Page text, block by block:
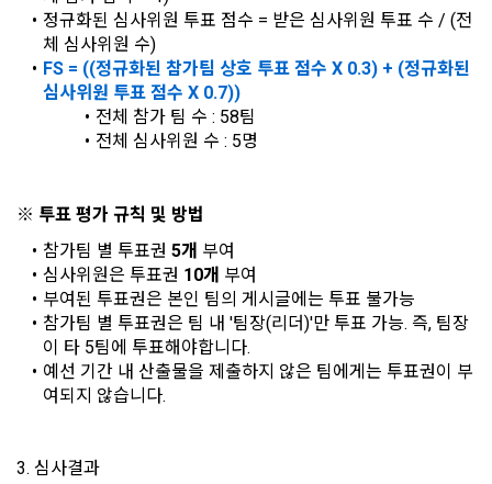
7. “대회"라 함은 “기업회원”이 인력을 채용하거나 또는 솔루션
을 크라우드소싱하기 위하여 “회사"에 의뢰하는 경연대회 또는
해커톤, AI해커톤, AI경진대회 등을 말한다.
8. “교육”이라 함은 “회사”가  제공하는 교육컨텐츠를 포함한 온
라인/오프라인 교육서비스를 말한다.
10. "비밀번호"라 함은 "회사"의 서비스를 이용하려는 사람이 아
이디를 부여받은 자와 동일인임을 확인하고 "회원"의 권익을 보
호하기 위하여 "회원"이 선정한 문자와 숫자의 조합 또는 이와
동일한 용도로 쓰이는 “사이트”에서 자동 생성된 인증코드를 말
한다.
제 3 조 (효력의 발생 및 변경)
1. "회사"는 이 약관의 내용과 상호, 영업소 소재지, 대표자의 성
데이콘 주식회사(이하 “회사”)는 다음 목적을 위하여 개인정보
를 수집하고 있으며, 다음 목적 이외의 용도로는 수집한 개인정
보를 이용하지 않습니다.
1) 회원관리
의에 대한 응답, 새로운 정보의 소개 및 고지사항 전달
2) 서비스 제공에 관한 계약 이행 및 서비스 제공에 따른 요금정
산
본인인증, 채용정보 매칭 및 컨텐츠 제공을 위한 개인식별, 회원
간의 상호 연락, 구매 및 요금 결제, 물품 및 증빙발송, 부정 이용
방지와 비인가 사용방지
맞춤 서비스 제공, 서비스 안내 및 이용권유, 서비스 개선 및 신
2021.05.25
정규화된 심사위원 투표 점수 = 받은 심사위원 투표 수 / (전
체 심사위원 수)
FS = ((정규화된 참가팀 상호 투표 점수 X 0.3) + (정규화된
심사위원 투표 점수 X 0.7))
전체 참가 팀 수 : 58팀
전체 심사위원 수 : 5명
※ 투표 평가 규칙 및 방법
참가팀 별 투표권 5개 부여
심사위원은 투표권 10개 부여
부여된 투표권은 본인 팀의 게시글에는 투표 불가능
참가팀 별 투표권은 팀 내 '팀장(리더)'만 투표 가능. 즉, 팀장
이 타 5팀에 투표해야합니다.
예선 기간 내 산출물을 제출하지 않은 팀에게는 투표권이 부
여되지 않습니다.
3. 심사결과